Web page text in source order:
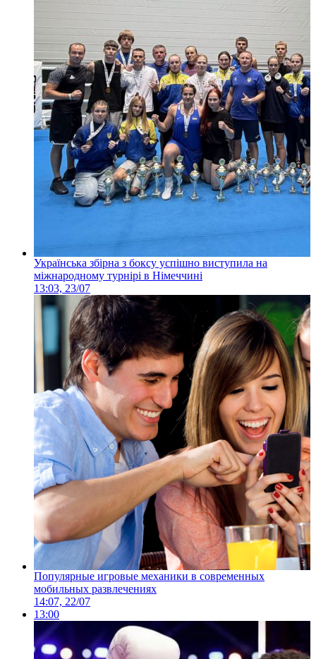
Українська збірна з боксу успішно виступила на
міжнародному турнірі в Німеччині
13:03, 23/07
Популярные игровые механики в современных
мобильных развлечениях
14:07, 22/07
13:00